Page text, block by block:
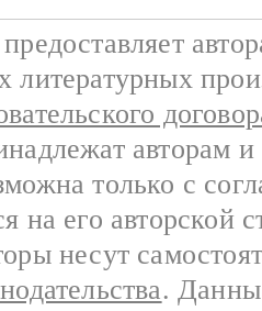
литературных
авторам
только с
на его авторской
несут
.